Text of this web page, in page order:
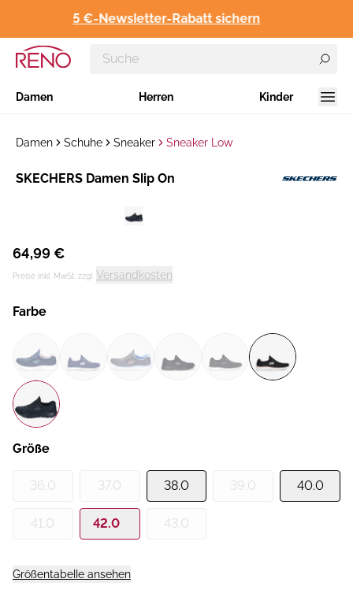
5 €-Newsletter-Rabatt sichern
Damen Herren Kinder
Damen Schuhe Sneaker Sneaker Low
Hersteller:
SKECHERS Damen Slip On
64,99 €
Preise inkl. MwSt. zzgl. Versandkosten
Farbe
Größe
36.0 37.0 38.0 39.0 40.0
41.0 42.0 43.0
Größentabelle ansehen